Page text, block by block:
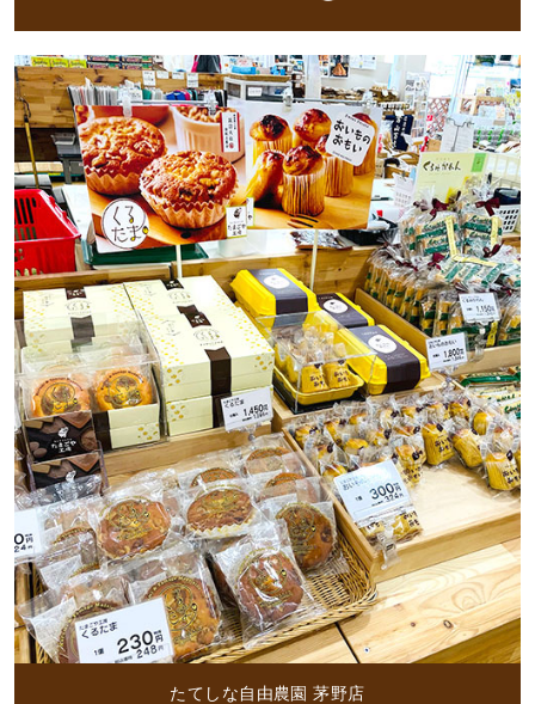
たてしな自由農園 茅野店